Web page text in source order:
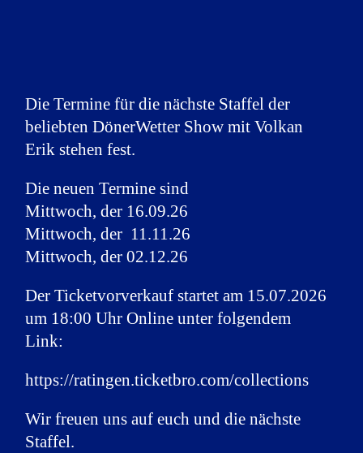
Die Termine für die nächste Staffel der
beliebten DönerWetter Show mit Volkan
Erik stehen fest.
Die neuen Termine sind
Mittwoch, der 16.09.26
Mittwoch, der 11.11.26
Mittwoch, der 02.12.26
Der Ticketvorverkauf startet am 15.07.2026
um 18:00 Uhr Online unter folgendem
Link:
https://ratingen.ticketbro.com/collections
Wir freuen uns auf euch und die nächste
Staffel.